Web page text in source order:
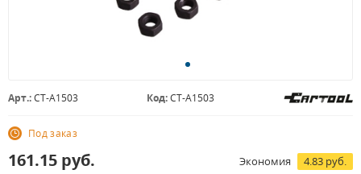
Арт.:CT-A1503 Код:CT-A1503
Под заказ
161.15 руб. Экономия 4.83 руб.